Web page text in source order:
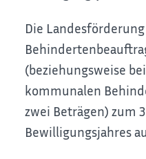
Die
(beziehungsweise
kommunalen
zwei Beträgen) zum
Bewilligungsjahres